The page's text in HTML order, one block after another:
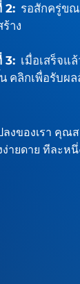
2: รอสักครู่ข
าง
3: เมื่อเสร็จแ
คลิกเพื่อรับผล
งของเรา คุณ
ายดาย ทีละหนึ่